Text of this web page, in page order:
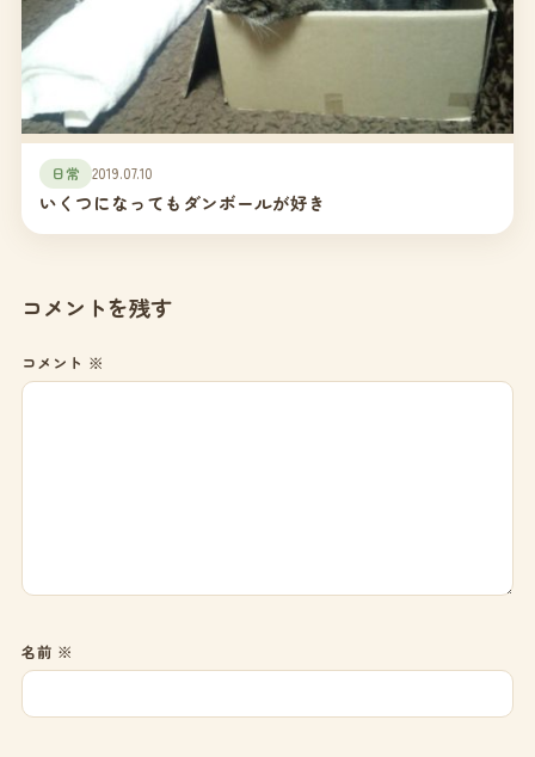
日常 2019.07.10
いくつになってもダンボールが好き
コメントを残す
コメント ※
名前 ※